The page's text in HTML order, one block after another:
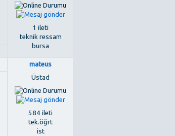
1 ileti
teknik ressam
bursa
mateus
Üstad
584 ileti
tek.öğrt
ist